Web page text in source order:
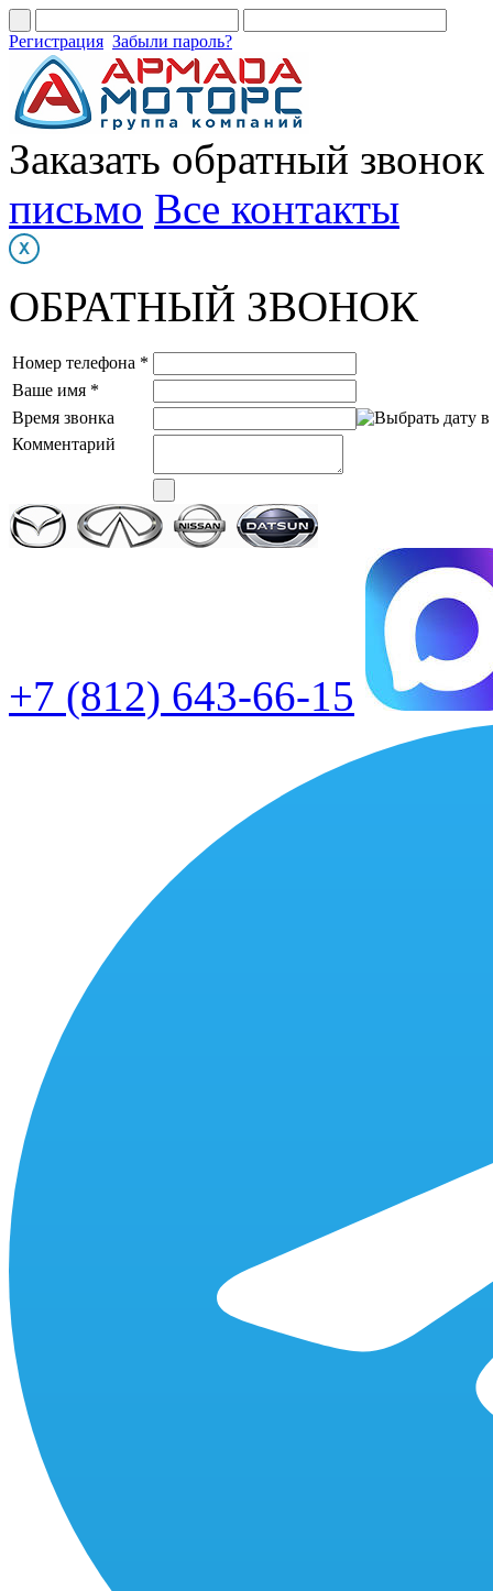
Регистрация Забыли пароль?
Заказать обратный звонок
письмо Все контакты
ОБРАТНЫЙ ЗВОНОК
Номер телефона *
Ваше имя *
Время звонка
Комментарий
+7 (812) 643-66-15